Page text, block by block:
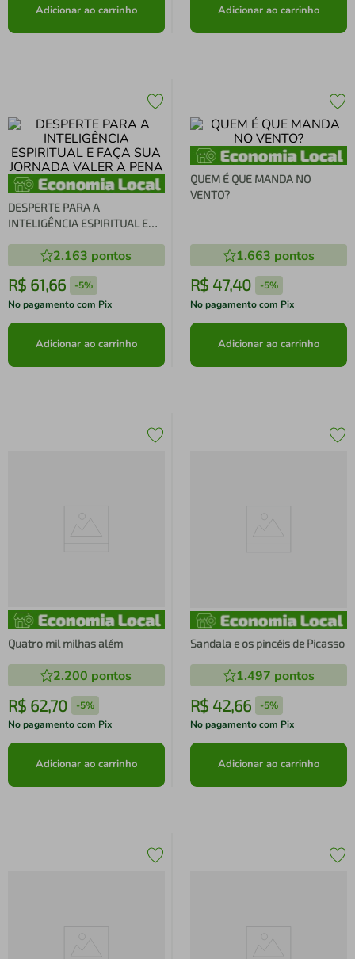
Adicionar ao carrinho Adicionar ao carrinho
DESPERTE PARA A
INTELIGÊNCIA ESPIRITUAL E
2.163 pontos
R$ 61,66 -5%
No pagamento com Pix
Adicionar ao carrinho
QUEM É QUE MANDA NO
VENTO?
1.663 pontos
R$ 47,40 -5%
No pagamento com Pix
Adicionar ao carrinho
Quatro mil milhas além
2.200 pontos
R$ 62,70 -5%
No pagamento com Pix
Adicionar ao carrinho
Sandala e os pincéis de Picasso
1.497 pontos
R$ 42,66 -5%
No pagamento com Pix
Adicionar ao carrinho